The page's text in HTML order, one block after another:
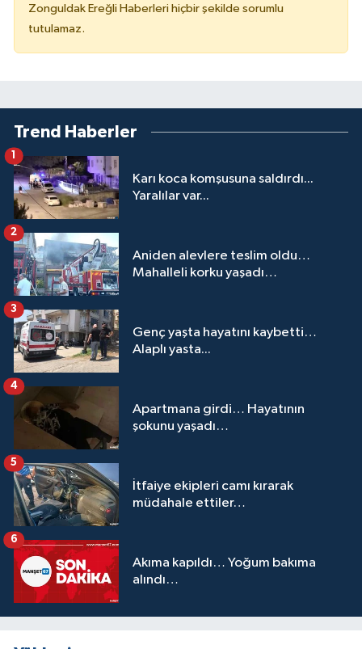
Zonguldak Ereğli Haberleri hiçbir şekilde sorumlu
tutulamaz.
Trend Haberler
Karı koca komşusuna saldırdı...
Yaralılar var...
1
Aniden alevlere teslim oldu…
Mahalleli korku yaşadı…
2
Genç yaşta hayatını kaybetti…
Alaplı yasta...
3
Apartmana girdi… Hayatının
şokunu yaşadı…
4
İtfaiye ekipleri camı kırarak
müdahale ettiler…
5
Akıma kapıldı… Yoğum bakıma
alındı…
6